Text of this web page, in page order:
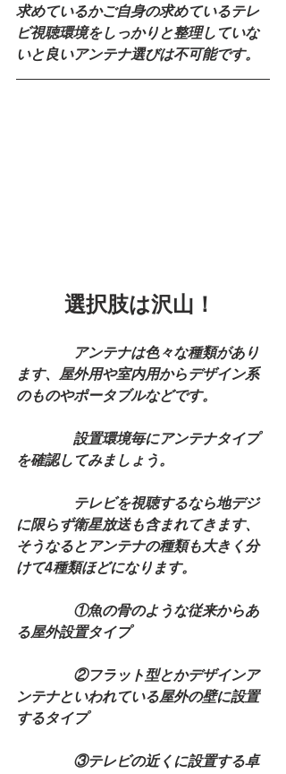
求めているかご自身の求めているテレ
ビ視聴環境をしっかりと整理していな
いと良いアンテナ選びは不可能です。
選択肢は沢山！
アンテナは色々な種類があり
ます、屋外用や室内用からデザイン系
のものやポータブルなどです。
設置環境毎にアンテナタイプ
を確認してみましょう。
テレビを視聴するなら地デジ
に限らず衛星放送も含まれてきます、
そうなるとアンテナの種類も大きく分
けて4種類ほどになります。
①魚の骨のような従来からあ
る屋外設置タイプ
②フラット型とかデザインア
ンテナといわれている屋外の壁に設置
するタイプ
③テレビの近くに設置する卓